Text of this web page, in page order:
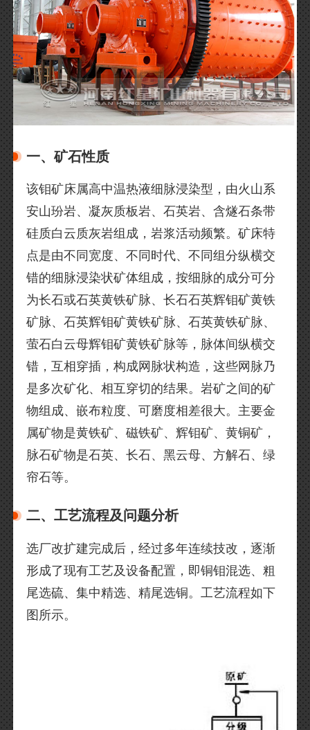
一、矿石性质
该钼矿床属高中温热液细脉浸染型，由火山系
安山玢岩、凝灰质板岩、石英岩、含燧石条带
硅质白云质灰岩组成，岩浆活动频繁。矿床特
点是由不同宽度、不同时代、不同组分纵横交
错的细脉浸染状矿体组成，按细脉的成分可分
为长石或石英黄铁矿脉、长石石英辉钼矿黄铁
矿脉、石英辉钼矿黄铁矿脉、石英黄铁矿脉、
萤石白云母辉钼矿黄铁矿脉等，脉体间纵横交
错，互相穿插，构成网脉状构造，这些网脉乃
是多次矿化、相互穿切的结果。岩矿之间的矿
物组成、嵌布粒度、可磨度相差很大。主要金
属矿物是黄铁矿、磁铁矿、辉钼矿、黄铜矿，
脉石矿物是石英、长石、黑云母、方解石、绿
帘石等。
二、工艺流程及问题分析
选厂改扩建完成后，经过多年连续技改，逐渐
形成了现有工艺及设备配置，即铜钼混选、粗
尾选硫、集中精选、精尾选铜。工艺流程如下
图所示。